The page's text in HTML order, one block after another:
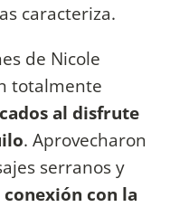
caracteriza.
de Nicole
totalmente
al disfrute
. Aprovecharon
serranos y
con la